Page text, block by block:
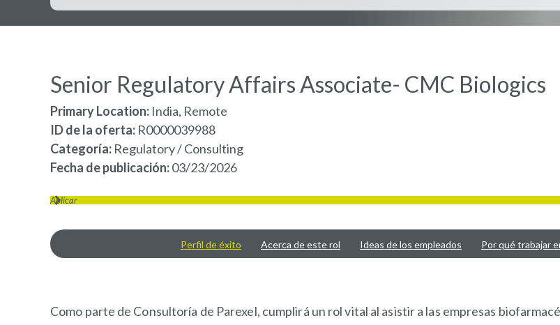
Senior Regulatory Affairs Associate- CMC Biologics
Primary Location: India, Remote
ID de la oferta R0000039988
Categoría Regulatory / Consulting
Fecha de publicación 03/23/2026
Aplicar
Perfil de éxito Acerca de este rol Ideas de los empleados Por qué trabajar
OVERVIEW
Como parte de Consultoría de Parexel, cumplirá un rol vital al asistir a las empresas